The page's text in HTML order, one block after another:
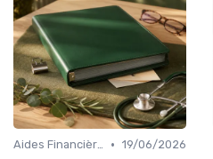
Aides Financières et Subventions • 19/06/2026